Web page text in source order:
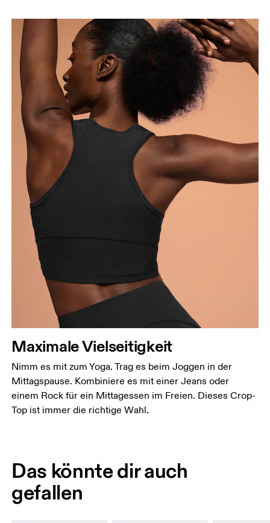
Maximale Vielseitigkeit
Nimm es mit zum Yoga. Trag es beim Joggen in der
Mittagspause. Kombiniere es mit einer Jeans oder
einem Rock für ein Mittagessen im Freien. Dieses Crop-
Top ist immer die richtige Wahl.
Das könnte dir auch
gefallen